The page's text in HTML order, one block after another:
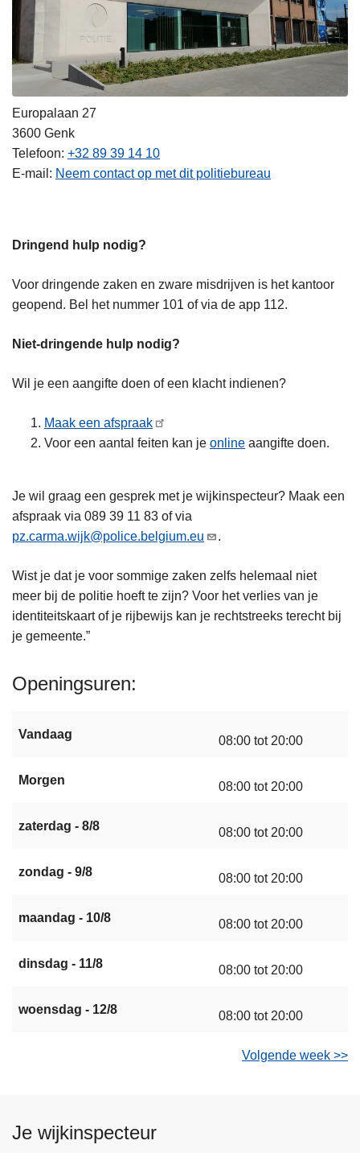
Europalaan 27
3600 Genk
Telefoon +32 89 39 14 10
E-mail
Neem contact op met dit politiebureau
Dringend hulp nodig?
Voor dringende zaken en zware misdrijven is het kantoor
geopend. Bel het nummer 101 of via de app 112.
Niet-dringende hulp nodig?
Wil je een aangifte doen of een klacht indienen?
Maak een afspraak
Voor een aantal feiten kan je online aangifte doen.
Je wil graag een gesprek met je wijkinspecteur? Maak een
afspraak via 089 39 11 83 of via
pz.carma.wijk@police.belgium.eu
.
Wist je dat je voor sommige zaken zelfs helemaal niet
meer bij de politie hoeft te zijn? Voor het verlies van je
identiteitskaart of je rijbewijs kan je rechtstreeks terecht bij
je gemeente.”
Openingsuren
Vandaag 08:00 tot 20:00
Morgen 08:00 tot 20:00
zaterdag - 8/8 08:00 tot 20:00
zondag - 9/8 08:00 tot 20:00
maandag - 10/8 08:00 tot 20:00
dinsdag - 11/8 08:00 tot 20:00
woensdag - 12/8 08:00 tot 20:00
Volgende week >>
Je wijkinspecteur